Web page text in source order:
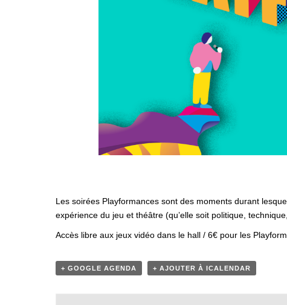
Les soirées Playformances sont des moments durant
expérience du jeu et théâtre (qu’elle soit politique,
Accès libre aux jeux vidéo dans le hall / 6€ pour les
+ GOOGLE AGENDA + AJOUTER À ICALENDAR